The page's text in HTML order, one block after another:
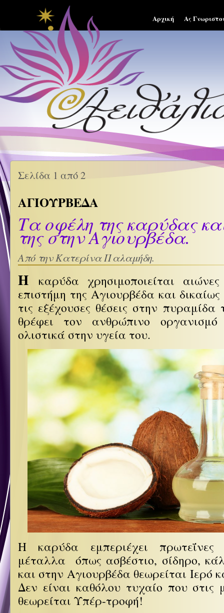
Αρχική Ας
Σελίδα 1 από 2
ΑΓΙΟΥΡΒΕΔΑ
Τα οφέλη της καρύδας
της στην Αγιουρβέδα.
Από την Κατερίνα Παλαμήδη.
Η
καρύδα χρησιμοποιείται
επιστήμη της Αγιουρβέδα και
τις εξέχουσες θέσεις στην
θρέφει τον ανθρώπινο
ολιστικά στην υγεία του.
Η καρύδα εμπεριέχει πρωτεΐνες
μέταλλα όπως ασβέστιο, σίδηρο,
και στην Αγιουρβέδα θεωρείται Ιερό
Δεν είναι καθόλου τυχαίο που στις
θεωρείται Υπέρ-τροφή!